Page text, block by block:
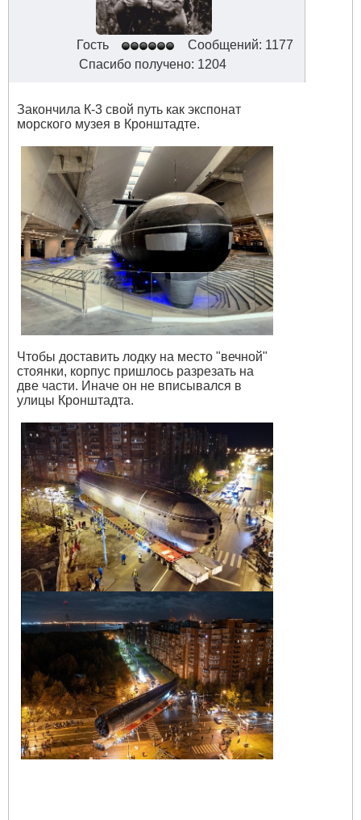
Гость
Сообщений: 1177
Спасибо получено: 1204
Закончила К-3 свой путь как экспонат
морского музея в Кронштадте.
Чтобы доставить лодку на место "вечной"
стоянки, корпус пришлось разрезать на
две части. Иначе он не вписывался в
улицы Кронштадта.